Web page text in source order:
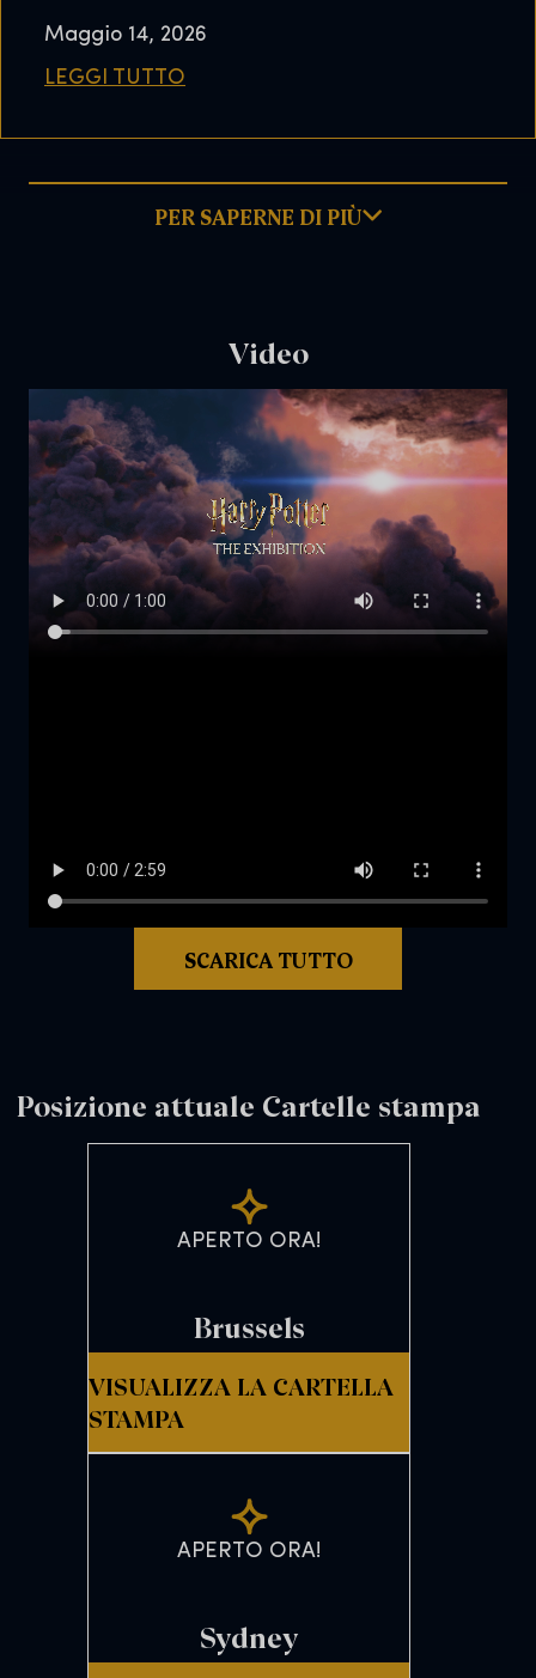
Maggio 14, 2026
LEGGI TUTTO
PER SAPERNE DI PIÙ
SCARICA TUTTO
Video
Posizione attuale Cartelle stampa
APERTO ORA!
Brussels
VISUALIZZA LA CARTELLA
STAMPA
APERTO ORA!
Sydney